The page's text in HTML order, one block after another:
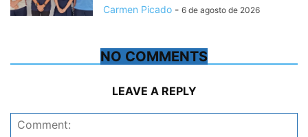
Carmen Picado - 6 de agosto de 2026
NO COMMENTS
LEAVE A REPLY